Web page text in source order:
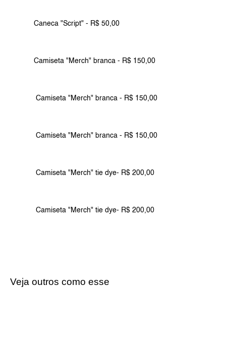
Caneca "Script" - R$ 50,00
Camiseta "Merch" branca - R$ 150,00
Camiseta "Merch" branca - R$ 150,00
Camiseta "Merch" branca - R$ 150,00
Camiseta "Merch" tie dye- R$ 200,00
Camiseta "Merch" tie dye- R$ 200,00
Veja outros como esse